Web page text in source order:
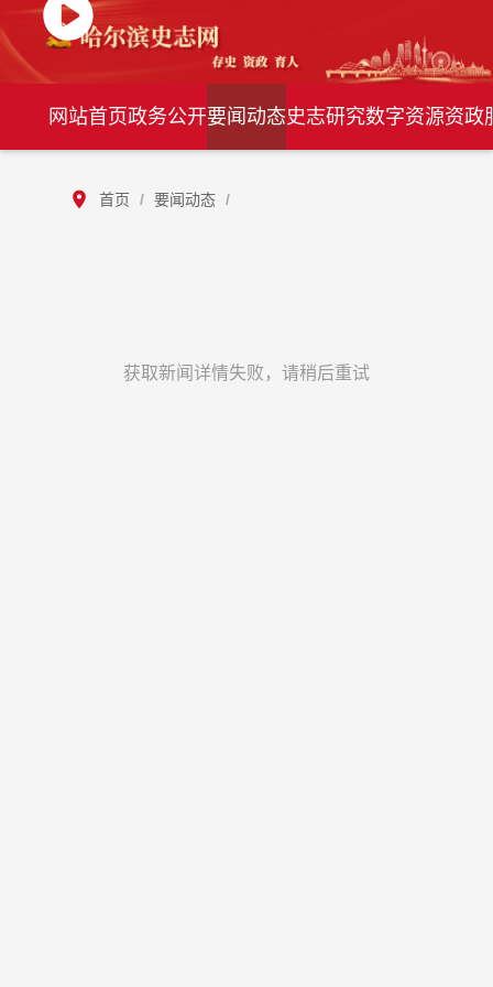
网站首页政务公开要闻动态史志研究数字资源资政
首页 / 要闻动态 /
获取新闻详情失败，请稍后重试